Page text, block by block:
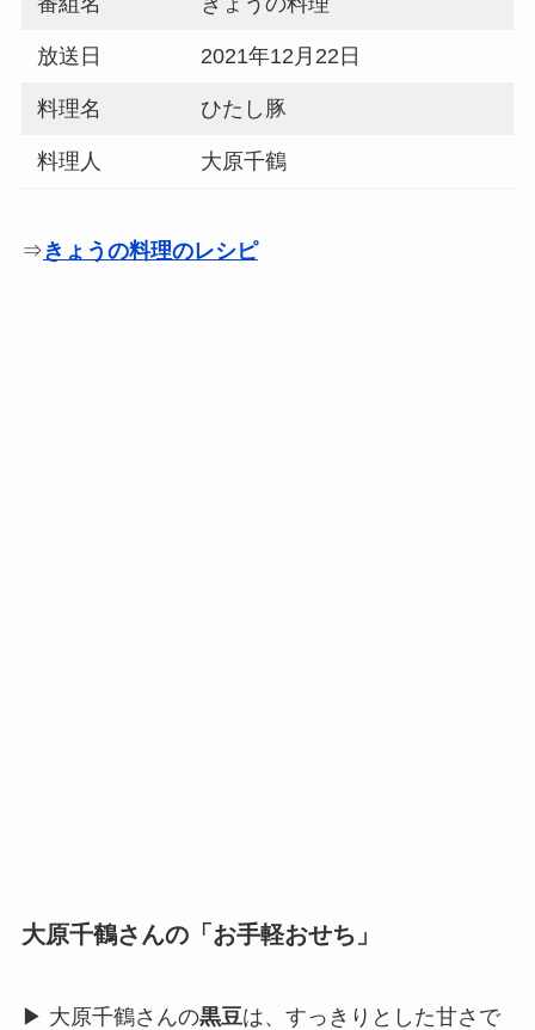
放送日 2021年12月22日
料理名 ひたし豚
料理人 大原千鶴
⇒きょうの料理のレシピ
大原千鶴さんの「お手軽おせち」
▶ 大原千鶴さんの黒豆は、すっきりとした甘さで